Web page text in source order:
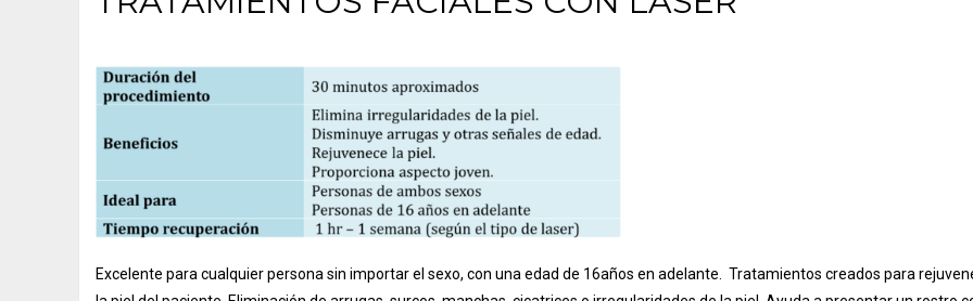
Excelente para cualquier persona sin importar el sexo, con una edad de 16años en adelante. Tratamientos creados para